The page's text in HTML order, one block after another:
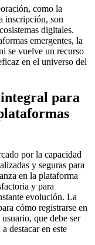
como la
inscripción, son
digitales.
emergentes, la
se vuelve un recurso
en el universo del
para
por la capacidad
y seguras para
en la plataforma
y para
evolución. La
cómo registrarse en
que debe ser
destacar en este